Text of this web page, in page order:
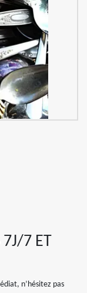
7 ET
n’hésitez pas